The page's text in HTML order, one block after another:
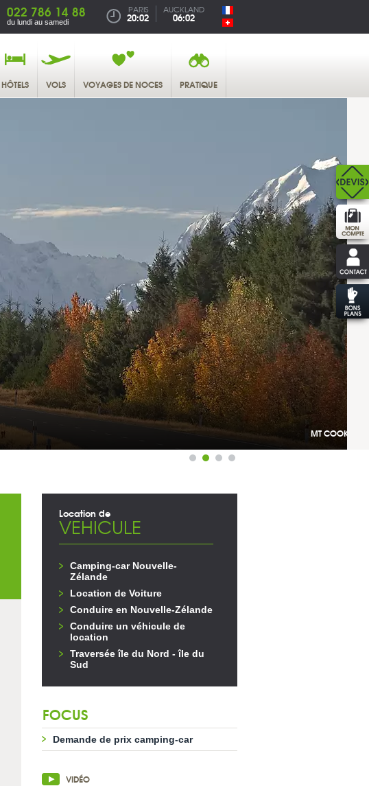
022 786 14 88
du lundi au samedi
PARIS
20:02
AUCKLAND
06:02
HÔTELS VOLS VOYAGES DE NOCES PRATIQUE
MT COOK NATIONAL PARK
Location de
VEHICULE
Camping-car Nouvelle-
Zélande
Location de Voiture
Conduire en Nouvelle-Zélande
Conduire un véhicule de
location
Traversée île du Nord - île du
Sud
FOCUS
Demande de prix camping-car
VIDÉO